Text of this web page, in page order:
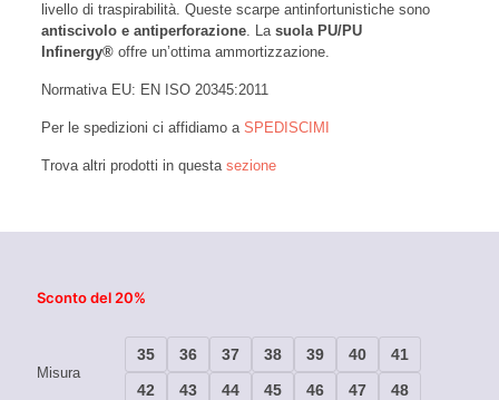
livello di traspirabilità. Queste scarpe antinfortunistiche sono
antiscivolo e antiperforazione. La suola PU/PU
Infinergy®offre un’ottima ammortizzazione.
Normativa EU: EN ISO 20345:2011
Per le spedizioni ci affidiamo a SPEDISCIMI
Trova altri prodotti in questa sezione
Sconto del 20%
Misura
35 36 37 38 39 40
41
42
43 44 45 46 47 48